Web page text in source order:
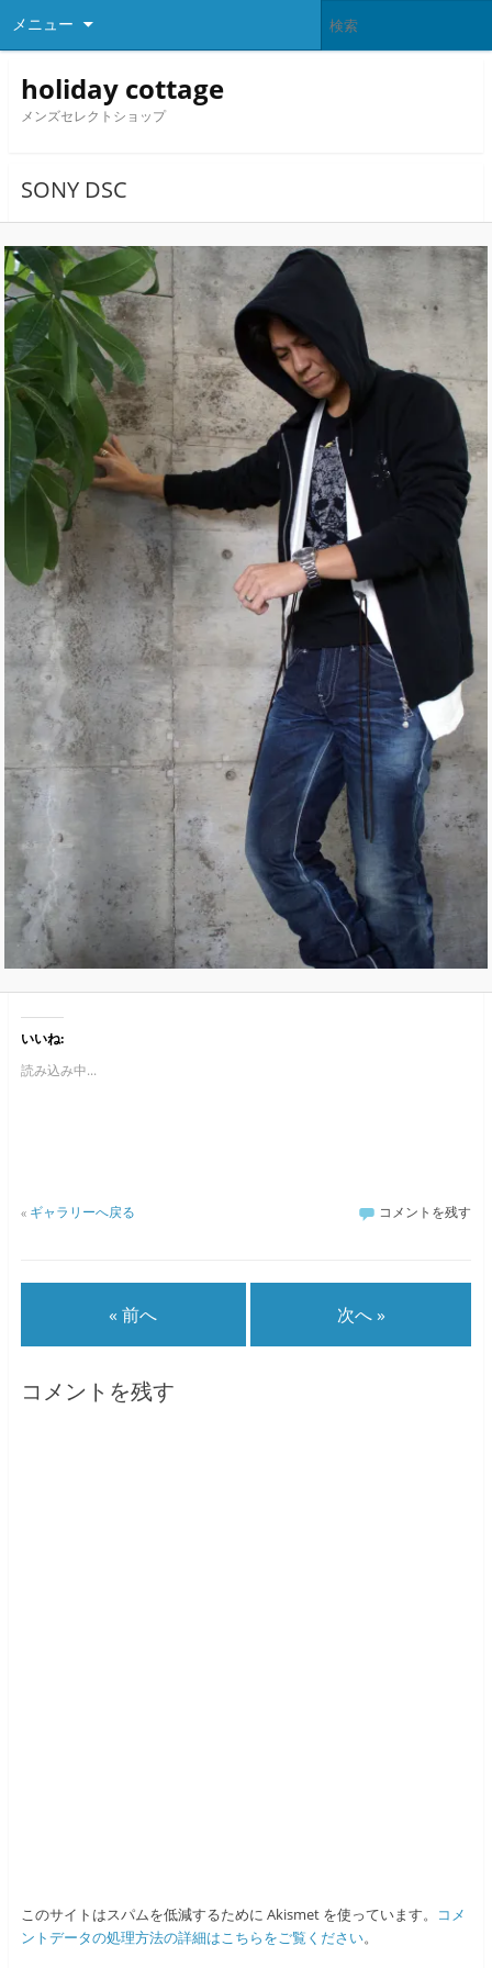
メニュー
holiday cottage
メンズセレクトショップ
SONY DSC
いいね:
読み込み中...
« ギャラリーへ戻る コメントを残す
« 前へ 次へ »
コメントを残す
このサイトはスパムを低減するために Akismet を使っています。
コメ
ントデータの処理方法の詳細はこちらをご覧ください。